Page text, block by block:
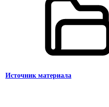
Источник материала